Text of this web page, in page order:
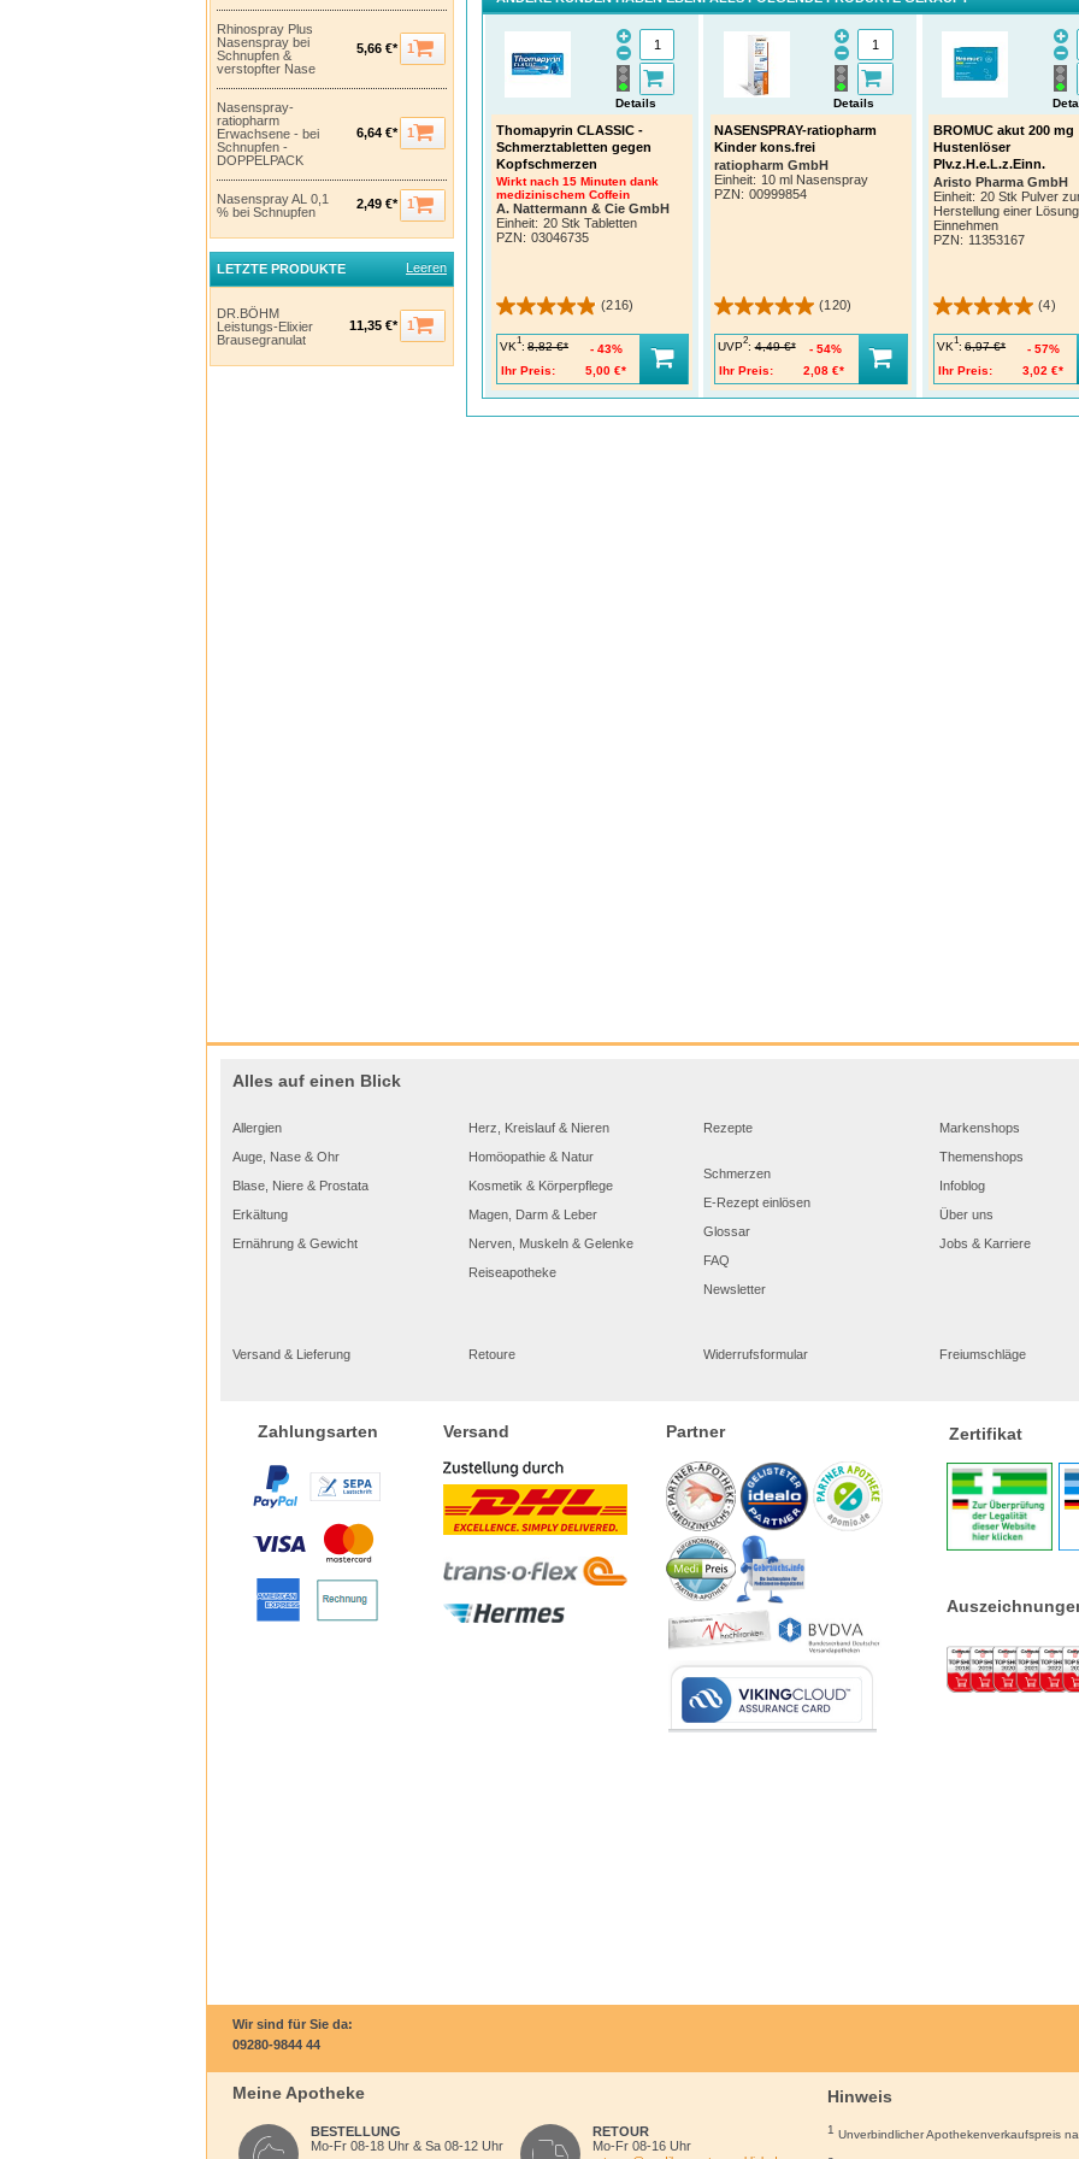
Thomapyrin CLASSIC -
Schmerztabletten gegen
Kopfschmerzen
Wirkt nach 15 Minuten dank
medizinischem Coffein
A. Nattermann & Cie GmbH
Einheit: 20 Stk Tabletten
PZN: 03046735
Details
(216)
VK
1
: 8,82 €*
Ihr Preis:
5,00 €*
43%
NASENSPRAY-ratiopharm
Kinder kons.frei
ratiopharm GmbH
Einheit: 10 ml Nasenspray
PZN: 00999854
Details
(120)
UVP
2
: 4,49 €*
Ihr Preis:
2,08 €*
54%
BROMUC akut 200 mg
Hustenlöser
Plv.z.H.e.L.z.Einn.
Aristo Pharma GmbH
Einheit: 20 Stk Pulver
Herstellung einer
Einnehmen
PZN: 11353167
(4)
VK
1
: 6,97 €*
Ihr Preis:
3,02 €*
57%
Rhinospray Plus
Nasenspray bei
Schnupfen &
verstopfter Nase
5,66 €* 1
Nasenspray-
ratiopharm
Erwachsene - bei
Schnupfen -
DOPPELPACK
6,64 €* 1
Nasenspray AL 0,1
% bei Schnupfen
2,49 €* 1
LETZTE PRODUKTE Leeren
DR.BÖHM
Leistungs-Elixier
Brausegranulat
11,35 €* 1
Alles auf einen Blick
Allergien
Auge, Nase & Ohr
Blase, Niere & Prostata
Erkältung
Ernährung & Gewicht
Herz, Kreislauf & Nieren
Homöopathie & Natur
Kosmetik & Körperpflege
Magen, Darm & Leber
Nerven, Muskeln & Gelenke
Reiseapotheke
Rezepte
Schmerzen
E-Rezept einlösen
Glossar
FAQ
Newsletter
Markenshops
Themenshops
Infoblog
Über uns
Jobs & Karriere
Versand & Lieferung Retoure Widerrufsformular Freiumschläge
Zahlungsarten Versand Partner Zertifikat
Wir sind für Sie da:
09280-9844 44
Meine Apotheke
BESTELLUNG
Mo-Fr 08-18 Uhr & Sa 08-12 Uhr
RETOUR
Mo-Fr 08-16 Uhr
Hinweis
1 Unverbindlicher Apothekenverkaufspreis